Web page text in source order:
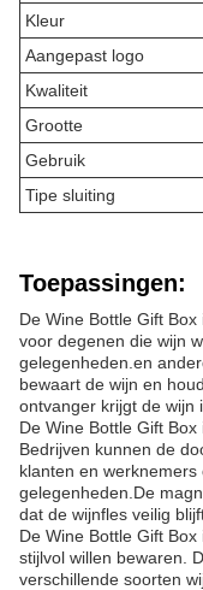
Kleur
Aangepast logo
Kwaliteit
Grootte
Gebruik
Tipe sluiting
Toepassingen:
De Wine Bottle Gift
voor degenen die wijn
gelegenheden.en
bewaart de wijn en
ontvanger krijgt de wijn
De Wine Bottle Gift
Bedrijven kunnen de
klanten en
gelegenheden.De
dat de wijnfles veilig
De Wine Bottle Gift
stijlvol willen bewaren.
verschillende soorten